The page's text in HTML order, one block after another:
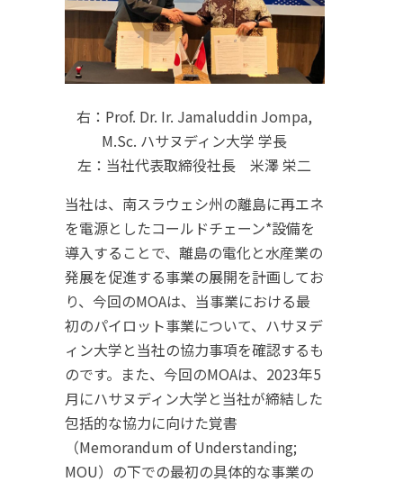
右：Prof. Dr. Ir. Jamaluddin Jompa,
M.Sc. ハサヌディン大学 学長
左：当社代表取締役社長 米澤 栄二
当社は、南スラウェシ州の離島に再エネ
を電源としたコールドチェーン*設備を
導入することで、離島の電化と水産業の
発展を促進する事業の展開を計画してお
り、今回のMOAは、当事業における最
初のパイロット事業について、ハサヌデ
ィン大学と当社の協力事項を確認するも
のです。また、今回のMOAは、2023年5
月にハサヌディン大学と当社が締結した
包括的な協力に向けた覚書
（Memorandum of Understanding;
MOU）の下での最初の具体的な事業の